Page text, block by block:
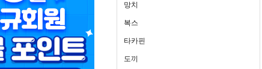
망치
복스
타카핀
도끼